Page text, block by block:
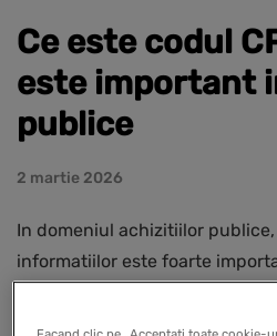
Ce este codul
este important
publice
2 martie 2026
In domeniul achizitiilor
informatiilor este foarte